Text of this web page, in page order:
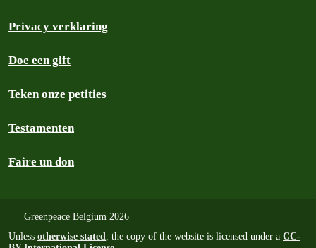
Privacy verklaring
Doe een gift
Teken onze petities
Testamenten
Faire un don
Greenpeace Belgium 2026
Unless otherwise stated, the copy of the website is licensed under a CC-